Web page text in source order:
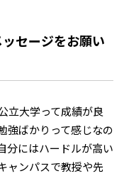
セージをお願い
立大学って成績が良
強ばかりって感じなの
分にはハードルが高い
ャンパスで教授や先